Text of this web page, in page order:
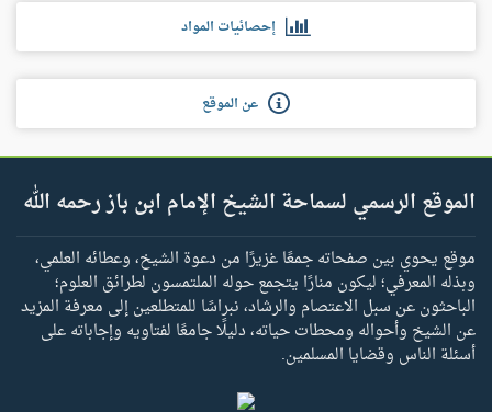
إحصائيات المواد
عن الموقع
الموقع الرسمي لسماحة الشيخ الإمام ابن باز رحمه الله
موقع يحوي بين صفحاته جمعًا غزيرًا من دعوة الشيخ، وعطائه العلمي،
وبذله المعرفي؛ ليكون منارًا يتجمع حوله الملتمسون لطرائق العلوم؛
الباحثون عن سبل الاعتصام والرشاد، نبراسًا للمتطلعين إلى معرفة المزيد
عن الشيخ وأحواله ومحطات حياته، دليلًا جامعًا لفتاويه وإجاباته على
أسئلة الناس وقضايا المسلمين.